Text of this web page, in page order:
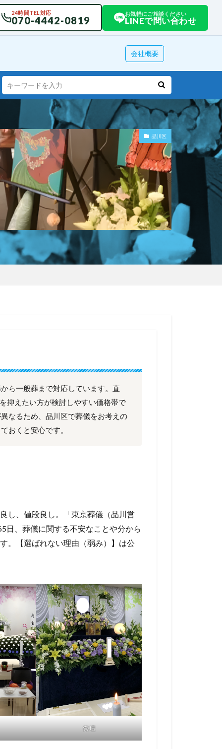
24時間TEL対応
070-4442-0819
お気軽にご相談ください
LINEで問い合わせ
会社概要
品川区
ら一般葬まで対応しています。直
抑えたい方が検討しやすい価格帯で
なるため、品川区で葬儀をお考えの
おくと安心です。
し、値段良し。「東京葬儀（品川営
日、葬儀に関する不安なことや分から
。【選ばれない理由（弱み）】は公
祭壇